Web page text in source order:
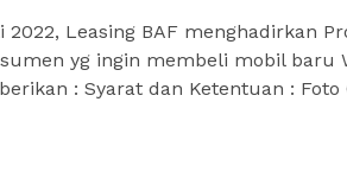
Leasing BAF menghadirkan
yg ingin membeli mobil baru
: Syarat dan Ketentuan : Foto